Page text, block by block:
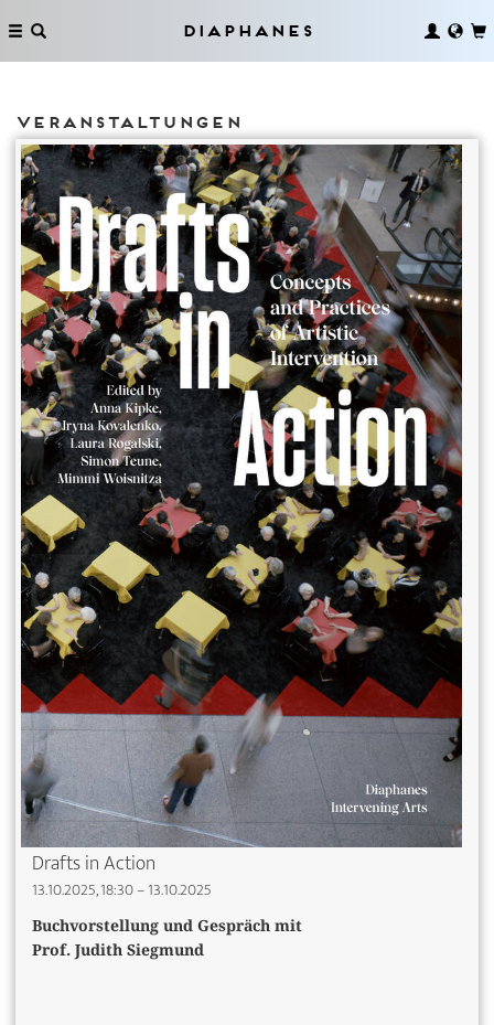
Diaphanes
Veranstaltungen
Drafts in Action
13.10.2025, 18:30 – 13.10.2025
Buchvorstellung und Gespräch mit
Prof. Judith Siegmund